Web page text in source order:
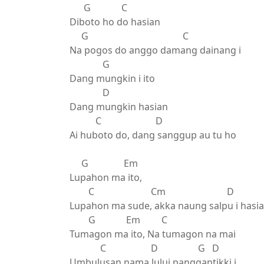
G C
Diboto ho do hasian
G C
Na pogos do anggo damang dainang i
G
Dang mungkin i ito
D
Dang mungkin hasian
C D
Ai huboto do, dang sanggup au tu ho
G Em
Lupahon ma ito,
C Cm D
Lupahon ma sude, akka naung salpu i
G Em C
Tumagon ma ito, Na tumagon na mai
C D G D